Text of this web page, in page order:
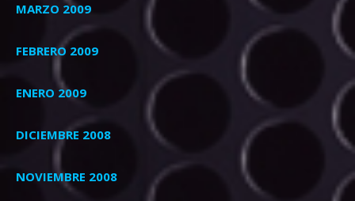
MARZO 2009
FEBRERO 2009
ENERO 2009
DICIEMBRE 2008
NOVIEMBRE 2008